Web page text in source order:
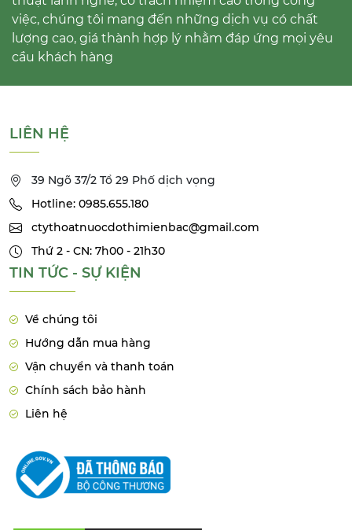
việc, chúng tôi mang đến những dịch vụ có chất
lượng cao, giá thành hợp lý nhằm đáp ứng mọi yêu
cầu khách hàng
LIÊN HỆ
39 Ngõ 37/2 Tổ 29 Phố dịch vọng
Hotline: 0985.655.180
ctythoatnuocdothimienbac@gmail.com
Thứ 2 - CN: 7h00 - 21h30
TIN TỨC - SỰ KIỆN
Về chúng tôi
Hướng dẫn mua hàng
Vận chuyển và thanh toán
Chính sách bảo hành
Liên hệ